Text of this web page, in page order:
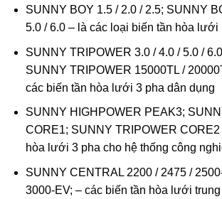
SUNNY BOY 1.5 / 2.0 / 2.5; SUNNY
5.0 / 6.0 – là các loại biến tần hòa lưới
SUNNY TRIPOWER 3.0 / 4.0 / 5.0 /
SUNNY TRIPOWER 15000TL /
các biến tần hòa lưới 3 pha dân dụng
SUNNY HIGHPOWER PEAK3;
CORE1; SUNNY TRIPOWER
hòa lưới 3 pha cho hệ thống công
SUNNY CENTRAL 2200 / 2475 /
3000-EV; – các biến tần hòa lưới